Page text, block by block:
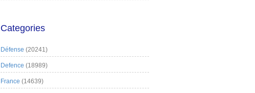
Categories
Défense (20241)
Defence (18989)
France (14639)